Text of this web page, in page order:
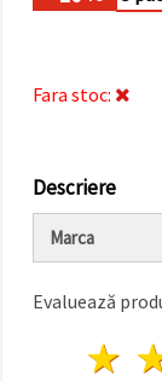
un tip de
pe butonul
"Salvați"
toate!
Setări
Fara stoc:
Descriere
Marca
Evaluează